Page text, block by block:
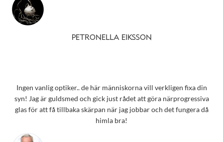
PETRONELLA EIKSSON
Ingen vanlig optiker.. de här människorna vill verkligen fixa din
syn! Jag är guldsmed och gick just rådet att göra närprogressiva
glas för att få tillbaka skärpan när jag jobbar och det fungera då
himla bra!